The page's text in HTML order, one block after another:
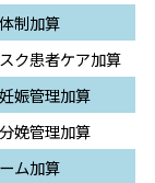
制加算
ク患者ケア加算
娠管理加算
娩管理加算
ム加算